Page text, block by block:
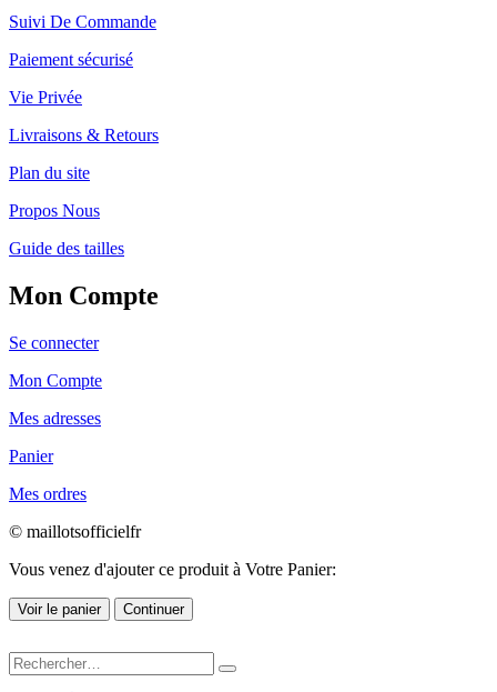
Suivi De Commande
Paiement sécurisé
Vie Privée
Livraisons & Retours
Plan du site
Propos Nous
Guide des tailles
Mon Compte
Se connecter
Mon Compte
Mes adresses
Panier
Mes ordres
© maillotsofficielfr
Vous venez d'ajouter ce produit à Votre Panier:
Voir le panier Continuer